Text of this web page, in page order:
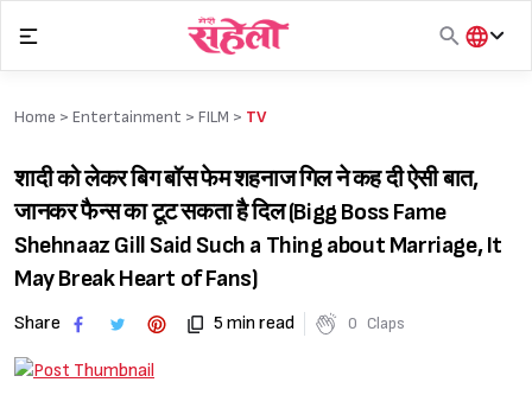
content
हिंदी
Home > Entertainment > FILM > TV
शादी को लेकर बिग बॉस फेम शहनाज गिल ने कह दी ऐसी बात,
जानकर फैन्स का टूट सकता है दिल (Bigg Boss Fame
Shehnaaz Gill Said Such a Thing about Marriage, It
May Break Heart of Fans)
Share 5 min read 0 Claps